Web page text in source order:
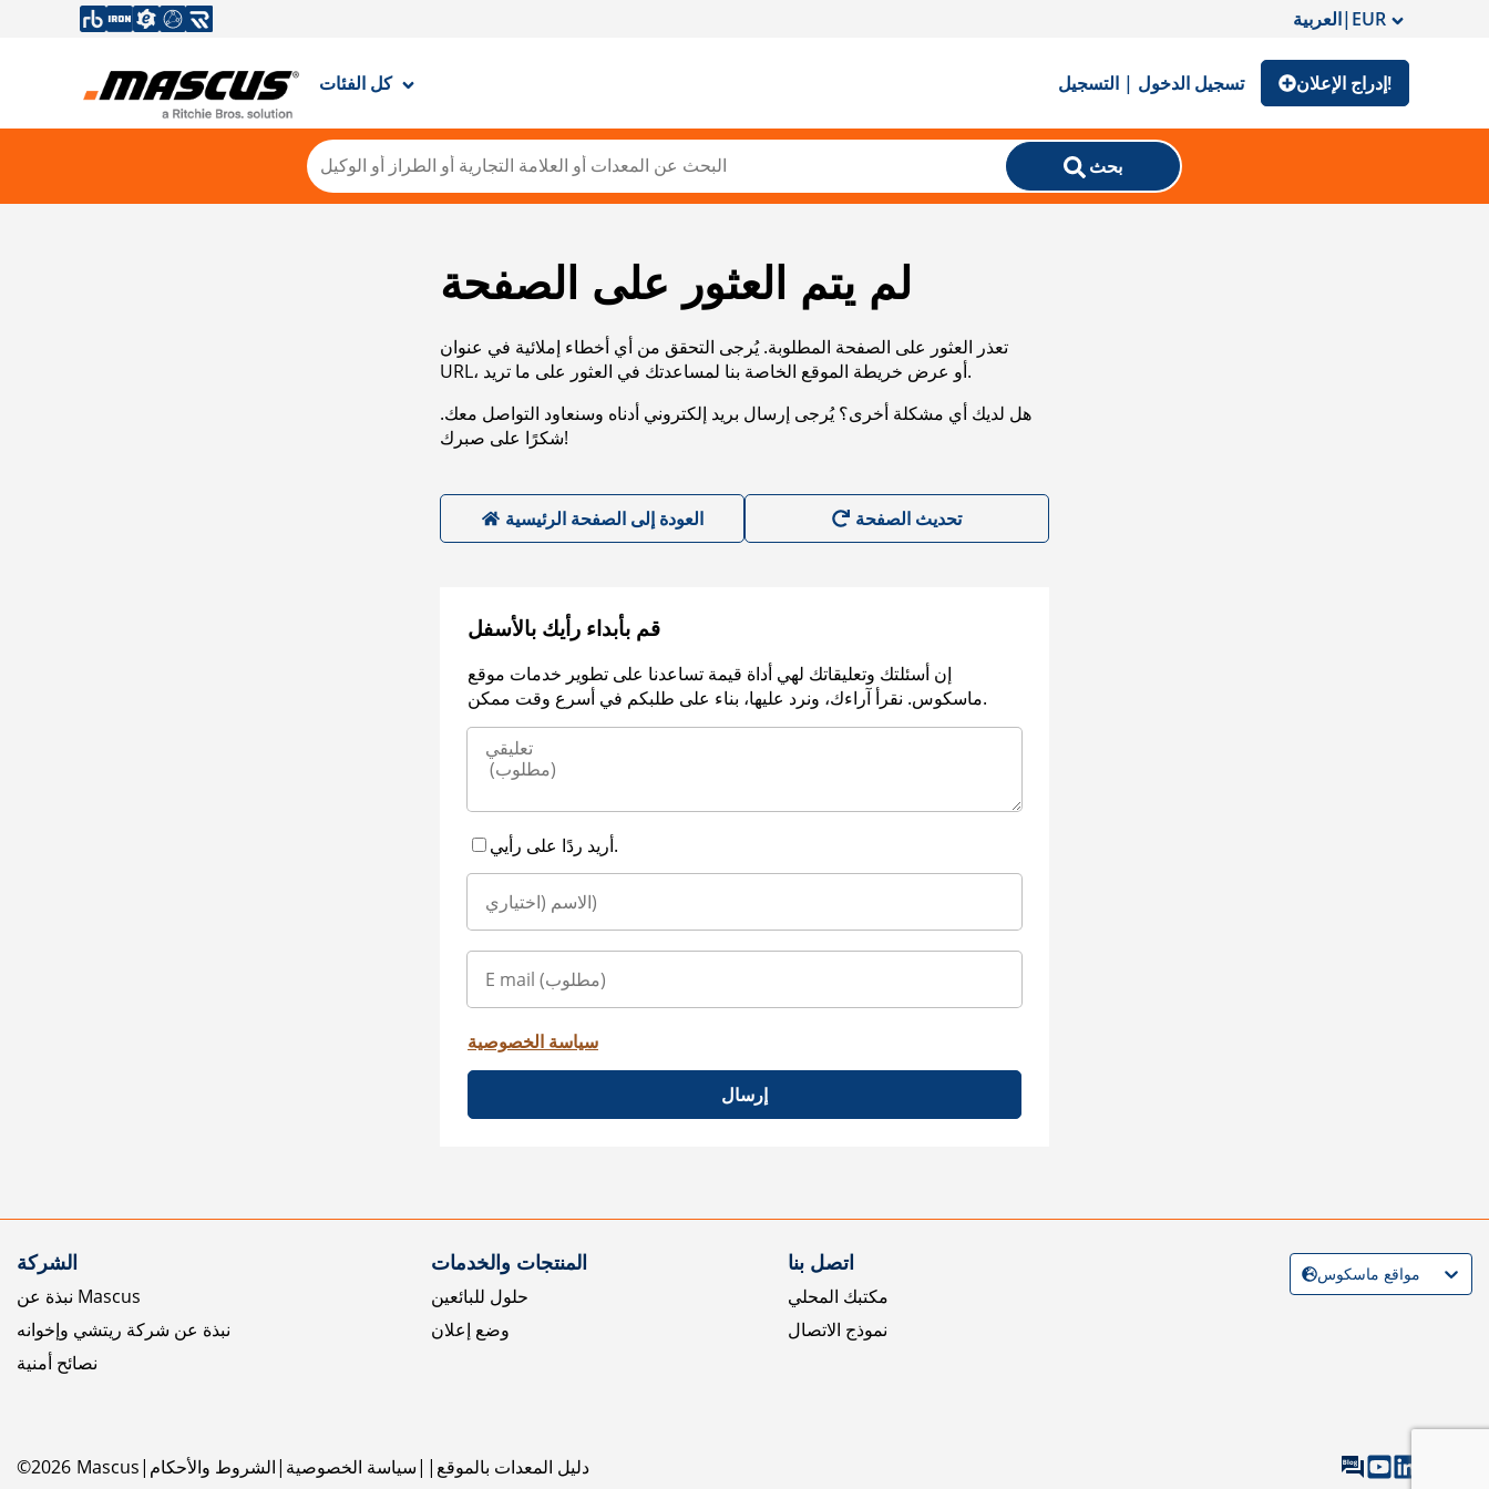
العربية|EUR
كل الفئات تسجيل الدخول | التسجيل إدراج الإعلان!
بحث
لم يتم العثور على الصفحة
تعذر العثور على الصفحة المطلوبة. يُرجى التحقق من أي أخطاء إملائية في عنوان
URL، أو عرض خريطة الموقع الخاصة بنا لمساعدتك في العثور على ما تريد.
هل لديك أي مشكلة أخرى؟ يُرجى إرسال بريد إلكتروني أدناه وسنعاود التواصل معك.
شكرًا على صبرك!
العودة إلى الصفحة الرئيسية
قم بأبداء رأيك بالأسفل
إن أسئلتك وتعليقاتك لهي أداة قيمة تساعدنا على تطوير خدمات موقع
ماسكوس. نقرأ آراءك، ونرد عليها، بناء على طلبكم في أسرع وقت ممكن.
أريد ردًا على رأيي.
سياسة الخصوصية
إرسال
الشركة
نبذة عن Mascus
نبذة عن شركة ريتشي وإخوانه
نصائح أمنية
المنتجات والخدمات
حلول للبائعين
وضع إعلان
اتصل بنا
مكتبك المحلي
نموذج الاتصال
©2026 Mascus الشروط والأحكام سياسة الخصوصية دليل المعدات بالموقع
مواقع ماسكوس